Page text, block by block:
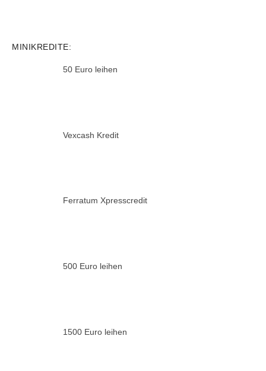
MINIKREDITE:
50 Euro leihen
Vexcash Kredit
Ferratum Xpresscredit
500 Euro leihen
1500 Euro leihen